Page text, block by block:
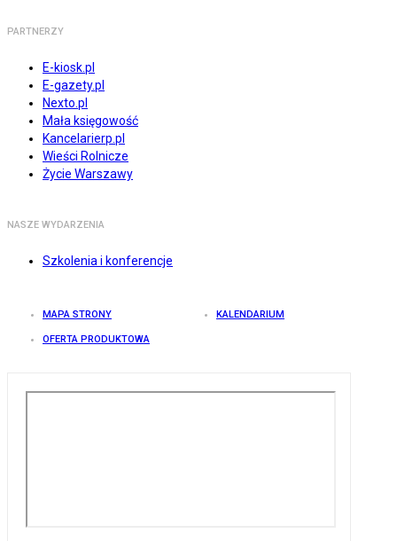
PARTNERZY
E-kiosk.pl
E-gazety.pl
Nexto.pl
Mała księgowość
Kancelarierp.pl
Wieści Rolnicze
Życie Warszawy
NASZE WYDARZENIA
Szkolenia i konferencje
MAPA STRONY KALENDARIUM
OFERTA PRODUKTOWA